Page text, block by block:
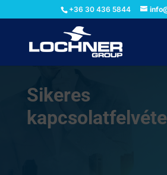
+36 30 436 5844
Sikeres